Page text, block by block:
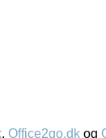
, Office2go.dk og